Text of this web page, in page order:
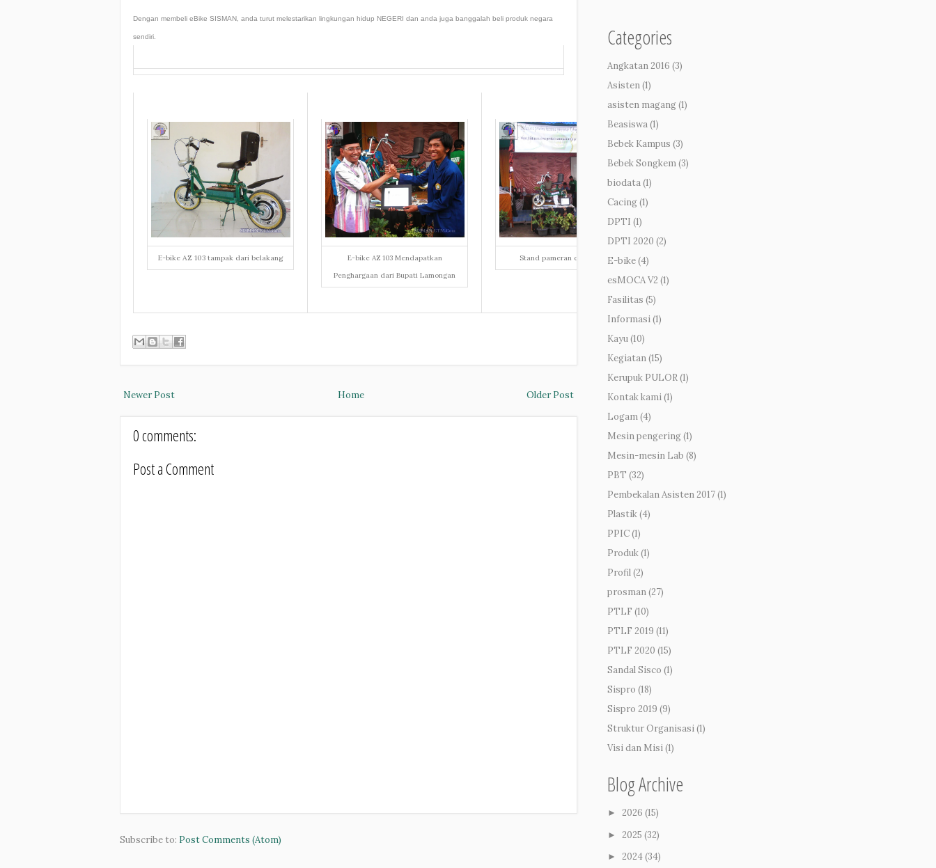
Dengan membeli eBike SISMAN, anda turut melestarikan lingkungan hidup NEGERI dan anda juga banggalah beli produk negara
sendiri.
E-bike AZ 103 tampak dari belakang
E-bike AZ 103 Mendapatkan
Penghargaan dari Bupati Lamongan
Stand pameran di Lamongan
Newer Post Older Post
Home
0 comments:
Post a Comment
Subscribe to: Post Comments (Atom)
Categories
Angkatan 2016 (3)
Asisten(1)
asisten magang(1)
Beasiswa(1)
Bebek Kampus (3)
Bebek Songkem(3)
biodata(1)
Cacing(1)
DPTI (1)
DPTI 2020 (2)
E-bike(4)
esMOCA V2 (1)
Fasilitas (5)
Informasi(1)
Kayu(10)
Kegiatan(15)
Kerupuk PULOR(1)
Kontak kami(1)
Logam(4)
Mesin pengering(1)
Mesin-mesin Lab (8)
PBT (32)
Pembekalan Asisten 2017(1)
Plastik(4)
PPIC(1)
Produk(1)
Profil(2)
prosman(27)
PTLF (10)
PTLF 2019 (11)
PTLF 2020 (15)
Sandal Sisco (1)
Sispro (18)
Sispro 2019 (9)
Struktur Organisasi(1)
Visi dan Misi(1)
Blog Archive
► 2026 (15)
► 2025 (32)
► 2024(34)